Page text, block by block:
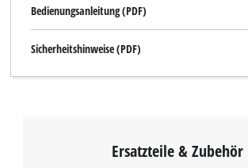
Bedienungsanleitung (PDF)
Sicherheitshinweise (PDF)
Ersatzteile & Zubehör